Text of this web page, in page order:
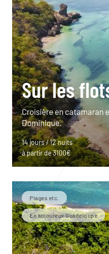
Sur les
Croisière en catamaran
Dominique.
14 jours / 12 nuits
à partir de 3100€
Plages etc.
En amoureux Guadeloupe